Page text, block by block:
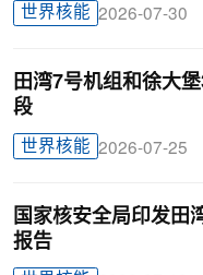
世界核能 2026-07-30
田湾7号机组和徐大
段
世界核能 2026-07-25
国家核安全局印发田
报告